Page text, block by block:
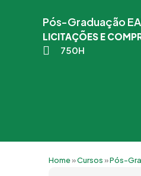
Pós-Graduação
LICITAÇÕES E
750H
Home»Cursos»Pós-